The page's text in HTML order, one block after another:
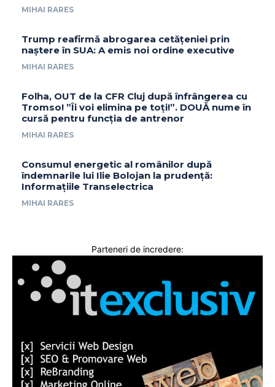
MIHAI RARES
Trump reafirmă abrogarea cetățeniei prin
naștere în SUA: A emis noi ordine executive
MIHAI RARES
Folha, OUT de la CFR Cluj după înfrângerea cu
Tromso! ”Îi voi elimina pe toți!”. DOUĂ nume în
cursă pentru funcția de antrenor
MIHAI RARES
Consumul energetic al românilor după
îndemnarile lui Ilie Bolojan la prudență:
Informațiile Transelectrica
MIHAI RARES
Parteneri de incredere: